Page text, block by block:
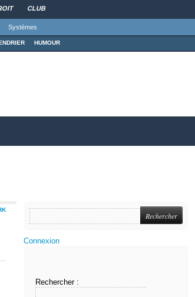
CLUB
Systèmes
HUMOUR
Connexion
Rechercher :